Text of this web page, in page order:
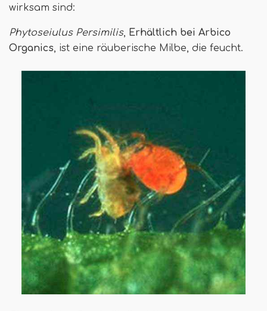
wirksam sind:
Phytoseiulus Persimilis, Erhältlich bei Arbico
Organics, ist eine räuberische Milbe, die feucht.